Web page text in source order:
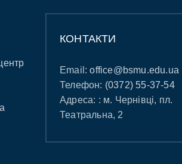
КОНТАКТИ
Email:office@bsmu.edu.ua
Телефон: (0372) 55-37-54
Адреса: : м. Чернівці, пл.
Театральна, 2